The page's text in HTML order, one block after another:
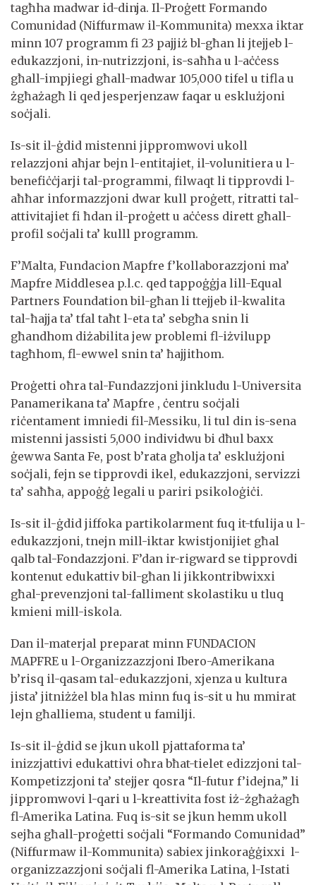
tagħha madwar id-dinja. Il-Proġett Formando
Comunidad (Niffurmaw il-Kommunita) mexxa iktar
minn 107 programm fi 23 pajjiż bl-għan li jtejjeb l-
edukazzjoni, in-nutrizzjoni, is-saħħa u l-aċċess
għall-impjiegi għall-madwar 105,000 tifel u tifla u
żgħażagħ li qed jesperjenzaw faqar u esklużjoni
soċjali.
Is-sit il-ġdid mistenni jippromwovi ukoll
relazzjoni aħjar bejn l-entitajiet, il-volunitiera u l-
benefiċċjarji tal-programmi, filwaqt li tipprovdi l-
aħħar informazzjoni dwar kull proġett, ritratti tal-
attivitajiet fi ħdan il-proġett u aċċess dirett għall-
profil soċjali ta’ kulll programm.
F’Malta, Fundacion Mapfre f’kollaborazzjoni ma’
Mapfre Middlesea p.l.c. qed tappoġġja lill-Equal
Partners Foundation bil-għan li ttejjeb il-kwalita
tal-ħajja ta’ tfal taħt l-eta ta’ sebgħa snin li
għandhom diżabilita jew problemi fl-iżvilupp
tagħhom, fl-ewwel snin ta’ ħajjithom.
Proġetti oħra tal-Fundazzjoni jinkludu l-Universita
Panamerikana ta’ Mapfre , ċentru soċjali
riċentament imniedi fil-Messiku, li tul din is-sena
mistenni jassisti 5,000 individwu bi dħul baxx
ġewwa Santa Fe, post b’rata għolja ta’ esklużjoni
soċjali, fejn se tipprovdi ikel, edukazzjoni, servizzi
ta’ saħħa, appoġġ legali u pariri psikoloġiċi.
Is-sit il-ġdid jiffoka partikolarment fuq it-tfulija u l-
edukazzjoni, tnejn mill-iktar kwistjonijiet għal
qalb tal-Fondazzjoni. F’dan ir-rigward se tipprovdi
kontenut edukattiv bil-għan li jikkontribwixxi
għal-prevenzjoni tal-falliment skolastiku u tluq
kmieni mill-iskola.
Dan il-materjal preparat minn FUNDACION
MAPFRE u l-Organizzazzjoni Ibero-Amerikana
b’risq il-qasam tal-edukazzjoni, xjenza u kultura
jista’ jitniżżel bla ħlas minn fuq is-sit u hu mmirat
lejn għalliema, student u familji.
Is-sit il-ġdid se jkun ukoll pjattaforma ta’
inizzjattivi edukattivi oħra bħat-tielet edizzjoni tal-
Kompetizzjoni ta’ stejjer qosra “Il-futur f’idejna,” li
jippromwovi l-qari u l-kreattivita fost iż-żgħażagħ
fl-Amerika Latina. Fuq is-sit se jkun hemm ukoll
sejħa għall-proġetti soċjali “Formando Comunidad”
(Niffurmaw il-Kommunita) sabiex jinkoraġġixxi l-
organizzazzjoni soċjali fl-Amerika Latina, l-Istati